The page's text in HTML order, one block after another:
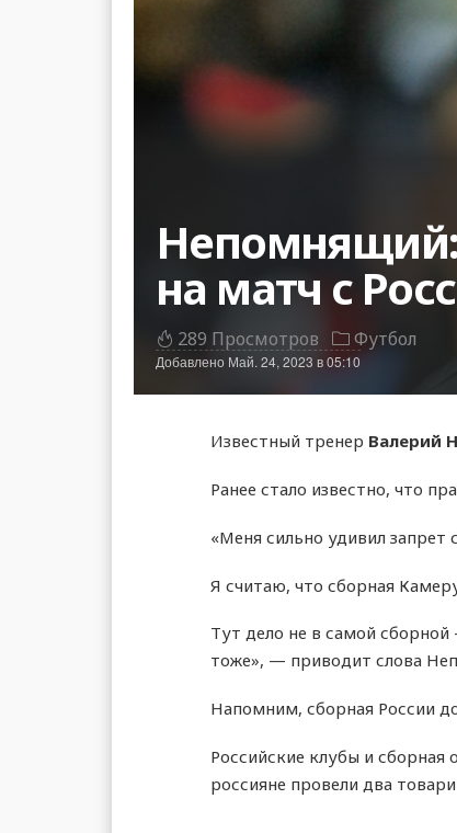
Непомнящий:
на матч с
289 Просмотров Футбол
Добавлено Май. 24, 2023 в 05:10
Известный тренер Валерий
Ранее стало известно, что
«Меня сильно удивил запрет
Я считаю, что сборная
Тут дело не в самой
тоже», — приводит слова
Напомним, сборная России
Российские клубы и
россияне провели два